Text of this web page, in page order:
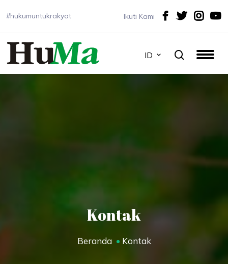
#hukumuntukrakyat Ikuti Kami
ID
Kontak
Beranda Kontak